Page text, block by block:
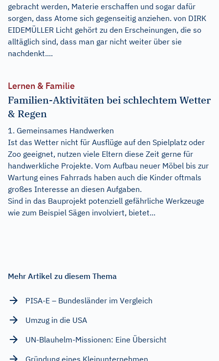
gebracht werden, Materie erschaffen und sogar dafür
sorgen, dass Atome sich gegenseitig anziehen. von DIRK
EIDEMÜLLER Licht gehört zu den Erscheinungen, die so
alltäglich sind, dass man gar nicht weiter über sie
nachdenkt....
Lernen & Familie
Familien-Aktivitäten bei schlechtem Wetter
& Regen
1. Gemeinsames Handwerken
Ist das Wetter nicht für Ausflüge auf den Spielplatz oder
Zoo geeignet, nutzen viele Eltern diese Zeit gerne für
handwerkliche Projekte. Vom Aufbau neuer Möbel bis zur
Wartung eines Fahrrads haben auch die Kinder oftmals
großes Interesse an diesen Aufgaben.
Sind in das Bauprojekt potenziell gefährliche Werkzeuge
wie zum Beispiel Sägen involviert, bietet...
Mehr Artikel zu diesem Thema
PISA-E – Bundesländer im Vergleich
Umzug in die USA
UN-Blauhelm-Missionen: Eine Übersicht
Gründung eines Kleinunternehmen